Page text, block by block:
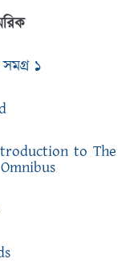
সমগ্র ১
to The